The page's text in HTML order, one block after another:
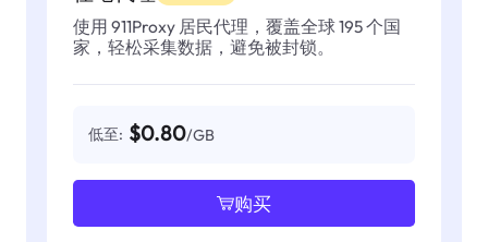
使用 911Proxy 居民代理，覆盖全球 195 个国
家，轻松采集数据，避免被封锁。
低至: $0.80/GB
购买